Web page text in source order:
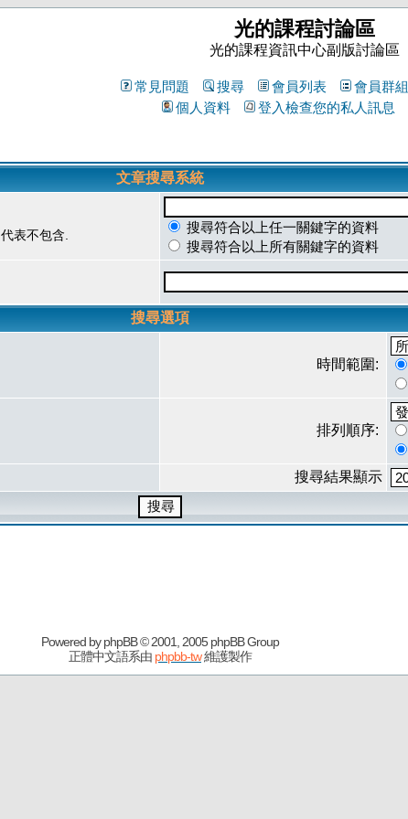
光的課程討論區
光的課程資訊中心副版討論區
常見問題 搜尋 會員列表 會員群組
個人資料
登入檢查您的私人訊息
文章搜尋系統
代表不包含.
搜尋符合以上任一關鍵字的資料
搜尋符合以上所有關鍵字的資料
搜尋選項
時間範圍:
排列順序:
搜尋結果顯示
Powered byphpBB© 2001, 2005 phpBB Group
正體中文語系由 phpbb-tw維護製作